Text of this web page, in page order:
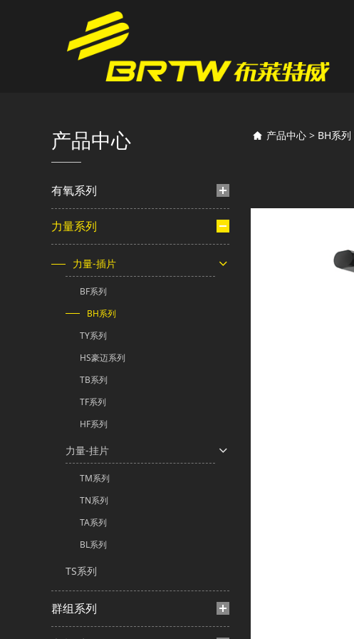
产品中心
有氧系列
力量系列
力量-插片
BF系列
BH系列
TY系列
HS豪迈系列
TB系列
TF系列
HF系列
力量-挂片
TM系列
TN系列
TA系列
BL系列
TS系列
群组系列
BH10
产品中心 > BH系列